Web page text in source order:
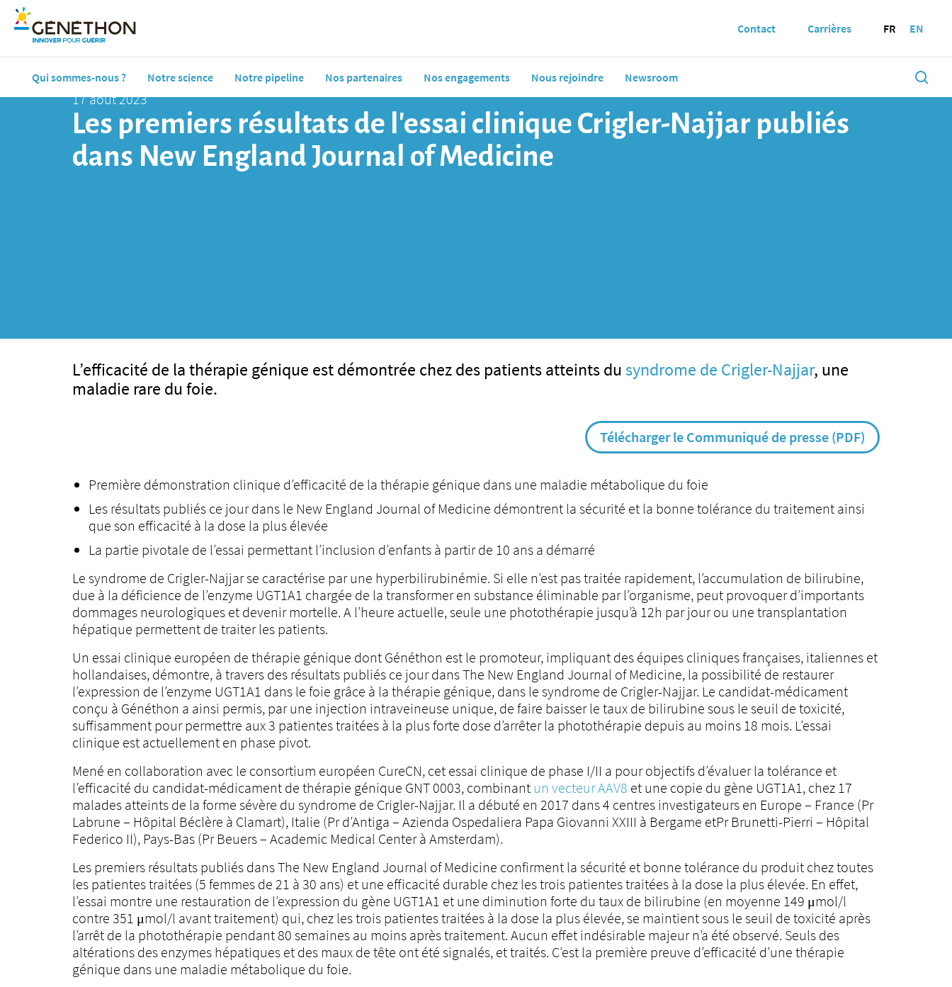
Qui sommes-nous ? Notre science Notre pipeline Nos partenaires Nos engagements Nous rejoindre Newsroom
Contact Carrières FR EN
17 août 2023
Les premiers résultats de l’essai clinique Crigler-Najjar publiés
dans New England Journal of Medicine
L’efficacité de la thérapie génique est démontrée chez des patients atteints du syndrome de Crigler-Najjar, une
maladie rare du foie.
Télécharger le Communiqué de presse (PDF)
Première démonstration clinique d’efficacité de la thérapie génique dans une maladie métabolique du foie
Les résultats publiés ce jour dans le New England Journal of Medicine démontrent la sécurité et la bonne tolérance du traitement ainsi
que son efficacité à la dose la plus élevée
La partie pivotale de l’essai permettant l’inclusion d’enfants à partir de 10 ans a démarré
Le syndrome de Crigler-Najjar se caractérise par une hyperbilirubinémie. Si elle n’est pas traitée rapidement, l’accumulation de bilirubine,
due à la déficience de l’enzyme UGT1A1 chargée de la transformer en substance éliminable par l’organisme, peut provoquer d’importants
dommages neurologiques et devenir mortelle. A l’heure actuelle, seule une photothérapie jusqu’à 12h par jour ou une transplantation
hépatique permettent de traiter les patients.
Un essai clinique européen de thérapie génique dont Généthon est le promoteur, impliquant des équipes cliniques françaises, italiennes et
hollandaises, démontre, à travers des résultats publiés ce jour dans The New England Journal of Medicine, la possibilité de restaurer
l’expression de l’enzyme UGT1A1 dans le foie grâce à la thérapie génique, dans le syndrome de Crigler-Najjar. Le candidat-médicament
conçu à Généthon a ainsi permis, par une injection intraveineuse unique, de faire baisser le taux de bilirubine sous le seuil de toxicité,
suffisamment pour permettre aux 3 patientes traitées à la plus forte dose d’arrêter la photothérapie depuis au moins 18 mois. L’essai
clinique est actuellement en phase pivot.
Mené en collaboration avec le consortium européen CureCN, cet essai clinique de phase I/II a pour objectifs d’évaluer la tolérance et
l’efficacité du candidat-médicament de thérapie génique GNT 0003, combinant un vecteur AAV8 et une copie du gène UGT1A1, chez 17
malades atteints de la forme sévère du syndrome de Crigler-Najjar. Il a débuté en 2017 dans 4 centres investigateurs en Europe – France (Pr
Labrune – Hôpital Béclère à Clamart), Italie (Pr d’Antiga – Azienda Ospedaliera Papa Giovanni XXIII à Bergame etPr Brunetti-Pierri – Hôpital
Federico II), Pays-Bas (Pr Beuers – Academic Medical Center à Amsterdam).
Les premiers résultats publiés dans The New England Journal of Medicine confirment la sécurité et bonne tolérance du produit chez toutes
les patientes traitées (5 femmes de 21 à 30 ans) et une efficacité durable chez les trois patientes traitées à la dose la plus élevée. En effet,
l’essai montre une restauration de l’expression du gène UGT1A1 et une diminution forte du taux de bilirubine (en moyenne 149 μmol/l
contre 351 μmol/l avant traitement) qui, chez les trois patientes traitées à la dose la plus élevée, se maintient sous le seuil de toxicité après
l’arrêt de la photothérapie pendant 80 semaines au moins après traitement. Aucun effet indésirable majeur n’a été observé. Seuls des
altérations des enzymes hépatiques et des maux de tête ont été signalés, et traités. C’est la première preuve d’efficacité d’une thérapie
génique dans une maladie métabolique du foie.